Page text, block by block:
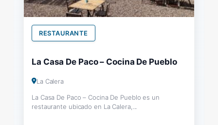
RESTAURANTE
La Casa De Paco – Cocina De Pueblo
La Calera
La Casa De Paco – Cocina De Pueblo es un
restaurante ubicado en La Calera,...